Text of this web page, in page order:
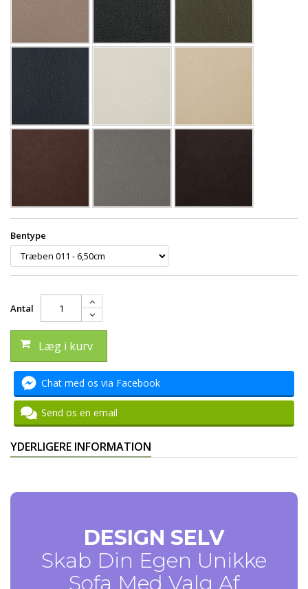
Bentype
Antal
Læg i kurv
Chat med os via Facebook
Send os en email
YDERLIGERE INFORMATION
DESIGN SELV
Skab Din Egen Unikke
Sofa Med Valg Af